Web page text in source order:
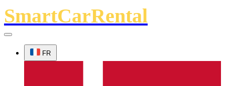
SmartCarRental
FR